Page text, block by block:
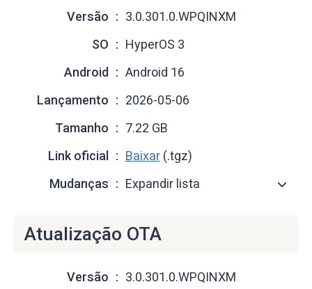
Versão
3.0.301.0.WPQINXM
SO
HyperOS 3
Android
Android 16
Lançamento
2026-05-06
Tamanho
7.22 GB
Link oficial
Baixar (.tgz)
Mudanças
Expandir lista
Atualização OTA
Versão
3.0.301.0.WPQINXM